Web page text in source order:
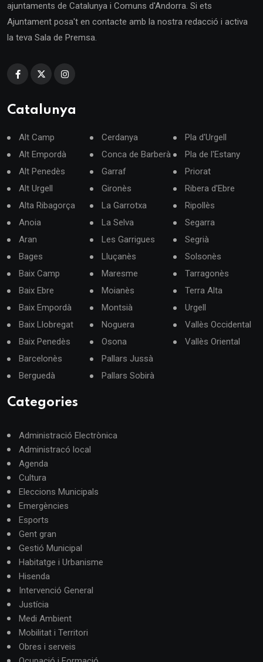
ajuntaments de Catalunya i Comuns d'Andorra. Si ets
Ajuntament posa't en contacte amb la nostra redacció i activa
la teva Sala de Premsa.
Catalunya
Alt Camp
Alt Empordà
Alt Penedès
Alt Urgell
Alta Ribagorça
Anoia
Aran
Bages
Baix Camp
Baix Ebre
Baix Empordà
Baix Llobregat
Baix Penedès
Barcelonès
Berguedà
Cerdanya
Conca de Barberà
Garraf
Gironès
La Garrotxa
La Selva
Les Garrigues
Lluçanès
Maresme
Moianès
Montsià
Noguera
Osona
Pallars Jussà
Pallars Sobirà
Pla d'Urgell
Pla de l'Estany
Priorat
Ribera d'Ebre
Ripollès
Segarra
Segrià
Solsonès
Tarragonès
Terra Alta
Urgell
Vallès Occidental
Vallès Oriental
Categories
Administració Electrònica
Administracó local
Agenda
Cultura
Eleccions Municipals
Emergències
Esports
Gent gran
Gestió Municipal
Habitatge i Urbanisme
Hisenda
Intervenció General
Justícia
Medi Ambient
Mobilitat i Territori
Obres i serveis